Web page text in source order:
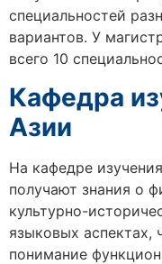
специальностей
вариантов. У
всего 10
Кафедра
Азии
На кафедре
получают знания о
культурно-
языковых аспектах,
понимание